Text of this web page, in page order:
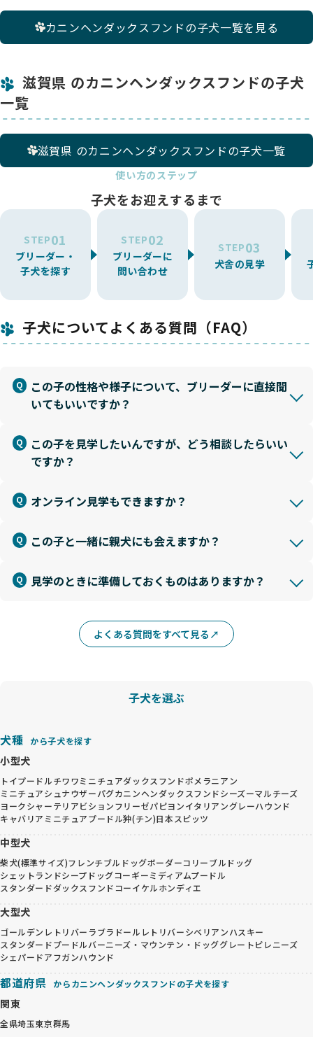
カニンヘンダックスフンドの子犬一覧を見る
滋賀県 のカニンヘンダックスフンドの子犬
一覧
滋賀県 のカニンヘンダックスフンドの子犬一覧
使い方のステップ
子犬をお迎えするまで
STEP01
ブリーダー・
子犬を探す
STEP02
ブリーダーに
問い合わせ
STEP03
犬舎の見学
子犬についてよくある質問（FAQ）
この子の性格や様子について、ブリーダーに直接聞
いてもいいですか？
この子を見学したいんですが、どう相談したらいい
ですか？
オンライン見学もできますか？
この子と一緒に親犬にも会えますか？
見学のときに準備しておくものはありますか？
よくある質問をすべて見る
子犬を選ぶ
犬種 から子犬を探す
小型犬
トイプードルチワワミニチュアダックスフンドポメラニアン
ミニチュアシュナウザーパグカニンヘンダックスフンドシーズーマルチーズ
ヨークシャーテリアビションフリーゼパピヨンイタリアングレーハウンド
キャバリア ミニチュアプードル狆(チン)日本スピッツ
中型犬
柴犬(標準サイズ)フレンチブルドッグボーダーコリーブルドッグ
シェットランドシープドッグコーギーミディアムプードル
スタンダードダックスフンドコーイケルホンディエ
大型犬
ゴールデンレトリバー ラブラドールレトリバーシベリアンハスキー
スタンダードプードルバーニーズ・マウンテン・ドッググレートピレニーズ
シェパードアフガンハウンド
都道府県 からカニンヘンダックスフンドの子犬を探す
関東
全県埼玉東京群馬